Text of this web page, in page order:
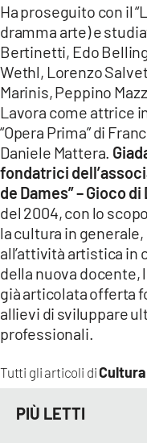
Tutti gli articoli diCultura
Ha proseguito con il
dramma arte) e
Bertinetti, Edo
Wethl, Lorenzo
Marinis, Peppino
Lavora come attrice
“Opera Prima” di
Daniele Mattera.
fondatrici
de Dames” – Gioco
del 2004, con lo
la cultura in
all’attività artistica in
della nuova docente,
già articolata offerta
allievi di sviluppare
professionali.
PIÙ LETTI